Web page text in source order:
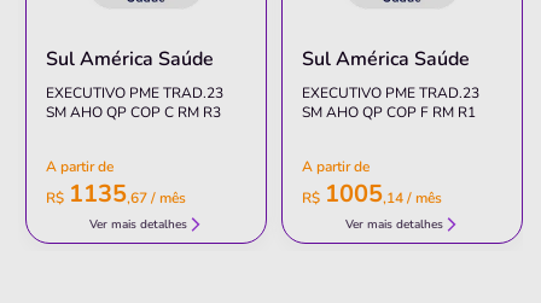
CENTRO-CRUZ DAS ALMAS/BA
Rua Crisogno Fernandes, 359, Parque Santa Cruz, Cruz
Das Almas - BA, 44380000
Pronto Atendimento
(75)3621-5555
Informação indisponível
Sul América Saúde
EXECUTIVO PME TRAD.23
SM AHO QP COP C RM R3
A partir de
R$ 1135,67/ mês
Ver mais detalhes
Sul América Saúde
EXECUTIVO PME TRAD.23
SM AHO QP COP F RM R1
A partir de
R$ 1005,14/ mês
Ver mais detalhes